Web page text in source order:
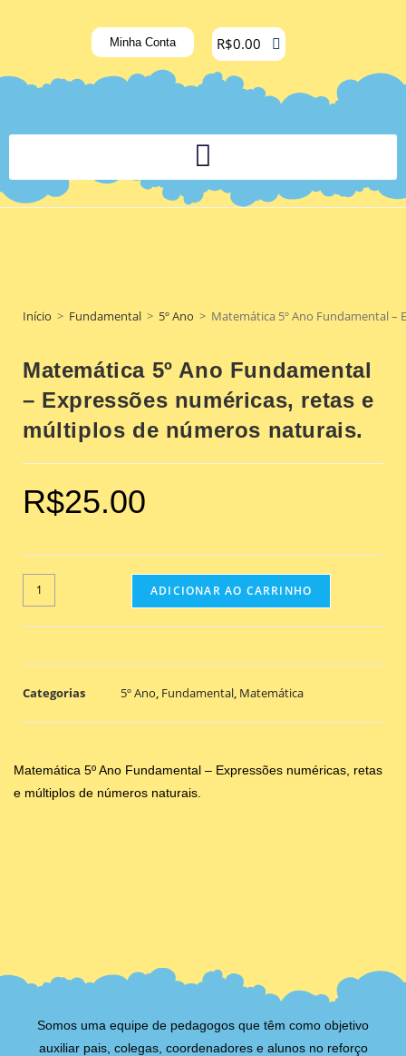
Minha Conta R$0.00
Início > Fundamental > 5º Ano > Matemática 5º Ano Fundamental –
Matemática 5º Ano Fundamental
– Expressões numéricas, retas e
múltiplos de números naturais.
R$25.00
ADICIONAR AO CARRINHO
Categorias 5º Ano Fundamental Matemática
Matemática 5º Ano Fundamental – Expressões numéricas, retas
e múltiplos de números naturais.
Somos uma equipe de pedagogos que têm como objetivo
auxiliar pais, colegas, coordenadores e alunos no reforço